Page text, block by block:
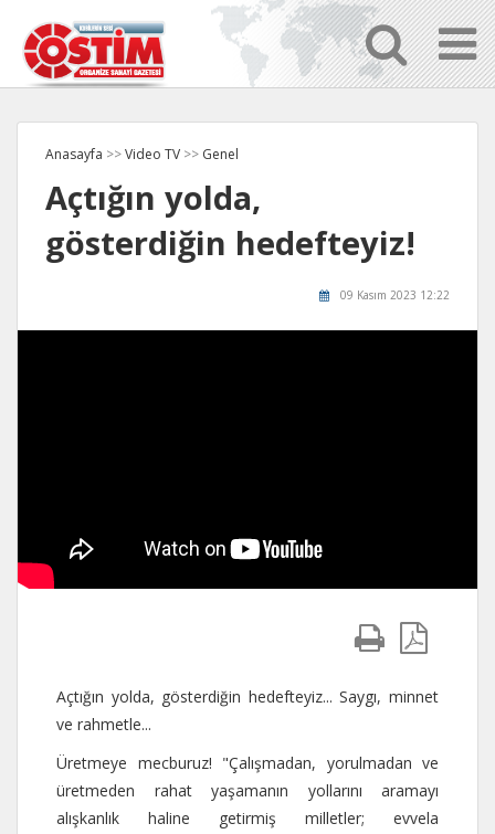
Anasayfa >>Video TV >> Genel
Açtığın yolda,
gösterdiğin hedefteyiz!
09 Kasım 2023 12:22
Açtığın yolda, gösterdiğin hedefteyiz... Saygı, minnet
ve rahmetle...
Üretmeye mecburuz! "Çalışmadan, yorulmadan ve
üretmeden rahat yaşamanın yollarını aramayı
alışkanlık haline getirmiş milletler; evvela